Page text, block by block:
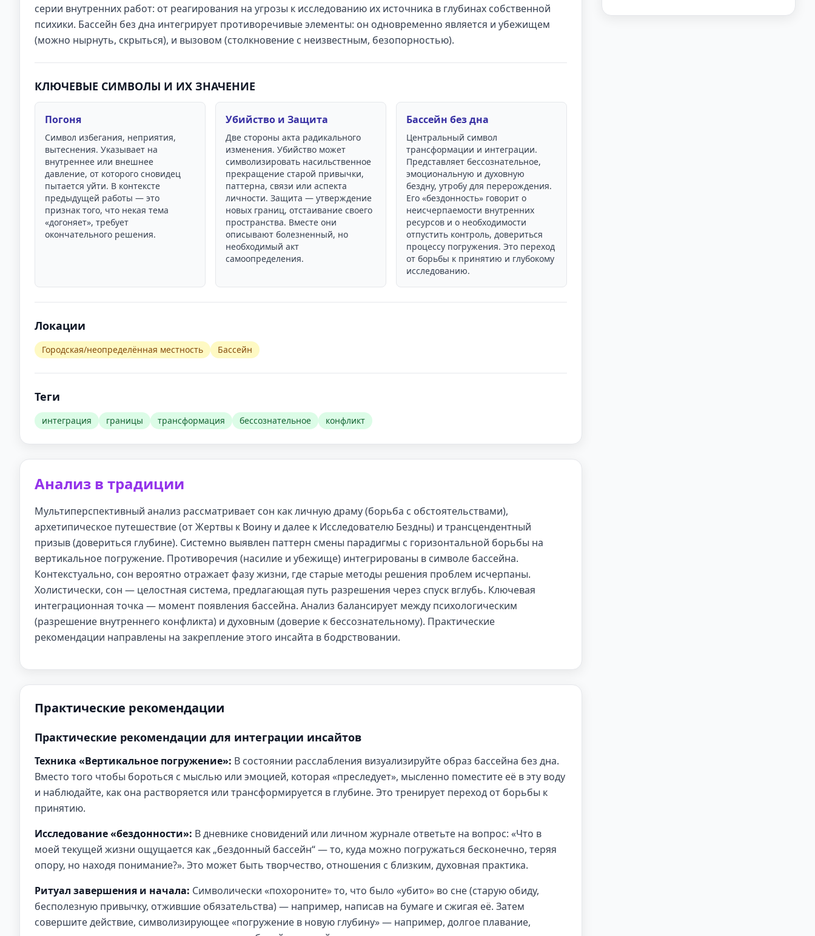
серии внутренних работ: от реагирования на угрозы к исследованию их источника в глубинах собственной
психики. Бассейн без дна интегрирует противоречивые элементы: он одновременно является и убежищем
(можно нырнуть, скрыться), и вызовом (столкновение с неизвестным, безопорностью).
КЛЮЧЕВЫЕ СИМВОЛЫ И ИХ ЗНАЧЕНИЕ
Погоня
Символ избегания, неприятия,
вытеснения. Указывает на
внутреннее или внешнее
давление, от которого сновидец
пытается уйти. В контексте
предыдущей работы — это
признак того, что некая тема
«догоняет», требует
окончательного решения.
Убийство и Защита
Две стороны акта радикального
изменения. Убийство может
символизировать насильственное
прекращение старой привычки,
паттерна, связи или аспекта
личности. Защита — утверждение
новых границ, отстаивание своего
пространства. Вместе они
описывают болезненный, но
необходимый акт
самоопределения.
Бассейн без дна
Центральный символ
трансформации и интеграции.
Представляет бессознательное,
эмоциональную и духовную
бездну, утробу для перерождения.
Его «бездонность» говорит о
неисчерпаемости внутренних
ресурсов и о необходимости
отпустить контроль, довериться
процессу погружения. Это переход
от борьбы к принятию и глубокому
исследованию.
Локации
Городская/неопределённая местность Бассейн
Теги
интеграция границы трансформация бессознательное конфликт
Анализ в традиции
Мультиперспективный анализ рассматривает сон как личную драму (борьба с обстоятельствами),
архетипическое путешествие (от Жертвы к Воину и далее к Исследователю Бездны) и трансцендентный
призыв (довериться глубине). Системно выявлен паттерн смены парадигмы с горизонтальной борьбы на
вертикальное погружение. Противоречия (насилие и убежище) интегрированы в символе бассейна.
Контекстуально, сон вероятно отражает фазу жизни, где старые методы решения проблем исчерпаны.
Холистически, сон — целостная система, предлагающая путь разрешения через спуск вглубь. Ключевая
интеграционная точка — момент появления бассейна. Анализ балансирует между психологическим
(разрешение внутреннего конфликта) и духовным (доверие к бессознательному). Практические
рекомендации направлены на закрепление этого инсайта в бодрствовании.
Практические рекомендации
Практические рекомендации для интеграции инсайтов
Техника «Вертикальное погружение»: В состоянии расслабления визуализируйте образ бассейна без дна.
Вместо того чтобы бороться с мыслью или эмоцией, которая «преследует», мысленно поместите её в эту воду
и наблюдайте, как она растворяется или трансформируется в глубине. Это тренирует переход от борьбы к
принятию.
Исследование «бездонности»: В дневнике сновидений или личном журнале ответьте на вопрос: «Что в
моей текущей жизни ощущается как „бездонный бассейн“ — то, куда можно погружаться бесконечно, теряя
опору, но находя понимание?». Это может быть творчество, отношения с близким, духовная практика.
Ритуал завершения и начала: Символически «похороните» то, что было «убито» во сне (старую обиду,
бесполезную привычку, отжившие обязательства) — например, написав на бумаге и сжигая её. Затем
совершите действие, символизирующее «погружение в новую глубину» — например, долгое плавание,